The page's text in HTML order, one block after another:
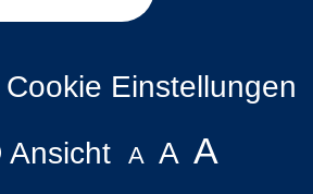
Cookie Einstellungen
Ansicht A A A